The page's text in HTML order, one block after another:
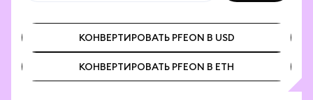
КОНВЕРТИРОВАТЬ PFEON В USD
КОНВЕРТИРОВАТЬ PFEON В USD
КОНВЕРТИРОВАТЬ PFEON В ETH